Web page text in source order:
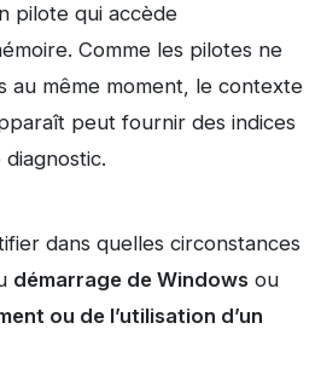
pilote qui accède
Comme les pilotes ne
au même moment, le contexte
peut fournir des indices
dans quelles circonstances
démarrage de Windows ou
ou de l’utilisation d’un